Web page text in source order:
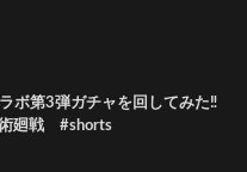
ボ第3弾ガチャを回してみた‼️
廻戦 #shorts